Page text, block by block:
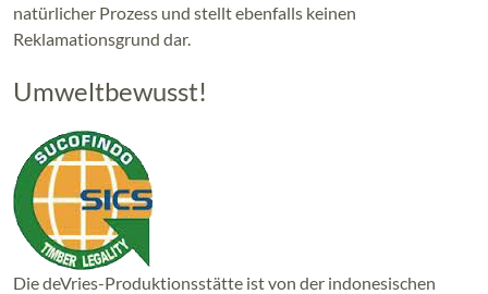
natürlicher Prozess und stellt ebenfalls keinen
Reklamationsgrund dar.
Umweltbewusst!
Die deVries-Produktionsstätte ist von der indonesischen